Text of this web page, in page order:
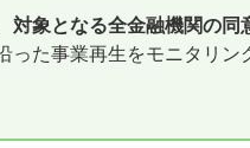
対象となる全金融機関の同
った事業再生をモニタリ